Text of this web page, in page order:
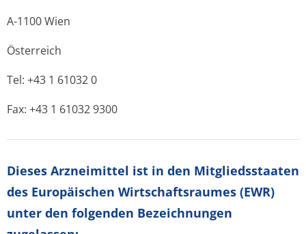
A-1100 Wien
Österreich
Tel: +43 1 61032 0
Fax: +43 1 61032 9300
Dieses Arzneimittel ist in den Mitgliedsstaaten
des Europäischen Wirtschaftsraumes (EWR)
unter den folgenden Bezeichnungen